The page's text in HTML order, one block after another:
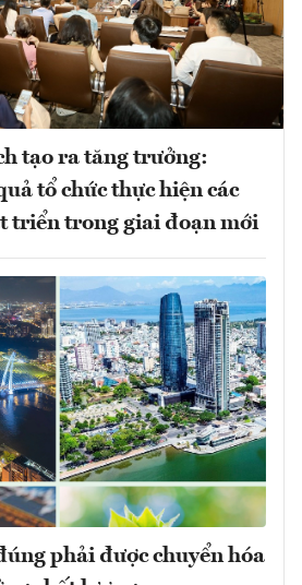
tạo ra tăng trưởng:
tổ chức thực hiện các
triển trong giai đoạn mới
phải được chuyển hóa